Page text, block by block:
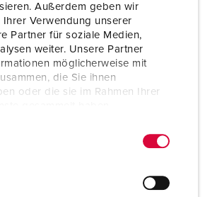
Außerdem geben wir
Ihrer Verwendung unserer
Partner für soziale Medien,
weiter. Unsere Partner
möglicherweise mit
die Sie ihnen
oder die sie im Rahmen Ihrer
AL PRODOTTO